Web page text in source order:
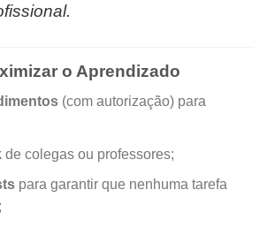
o Aprendizado
(com autorização) para
de colegas ou professores;
para garantir que nenhuma tarefa